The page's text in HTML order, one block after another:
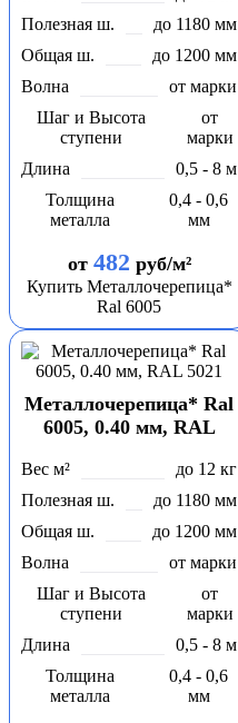
Полезная ш.
до 1180 мм
Общая ш.
до 1200 мм
Волна
от марки
Шаг и Высота
ступени
от
марки
Длина
0,5 - 8 м
Толщина
металла
0,4 - 0,6
мм
от 482 руб/м²
Купить Металлочерепица*
Ral 6005
Металлочерепица* Ral
6005, 0.40 мм, RAL
Вес м²
до 12 кг
Полезная ш.
до 1180 мм
Общая ш.
до 1200 мм
Волна
от марки
Шаг и Высота
ступени
от
марки
Длина
0,5 - 8 м
Толщина
металла
0,4 - 0,6
мм